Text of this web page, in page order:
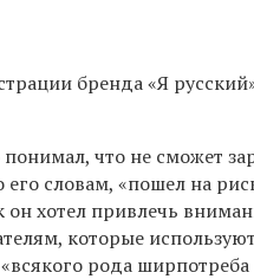
бренда «Я
что не сможет
словам, «пошел на
хотел привлечь
которые
рода